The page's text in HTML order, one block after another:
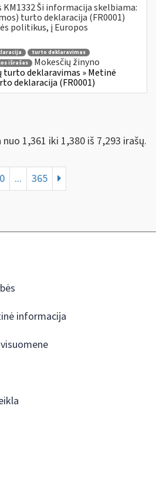
KM1332 Ši informacija skelbiama:
turto deklaracija (FR0001)
politikus, į Europos
turto deklaravimas
išrašas
Mokesčių žinyno
turto deklaravimas » Metinė
deklaracija (FR0001)
1,361 iki 1,380 iš 7,293 irašų.
... 365
informacija